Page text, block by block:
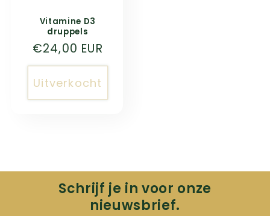
Vitamine D3
druppels
Normale
prijs
€24,00 EUR
Uitverkocht
Schrijf je in voor onze
nieuwsbrief.